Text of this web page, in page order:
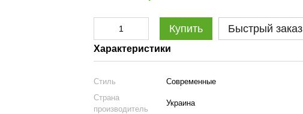
Купить Быстрый заказ
Характеристики
Стиль
Современные
Страна
производитель
Украина